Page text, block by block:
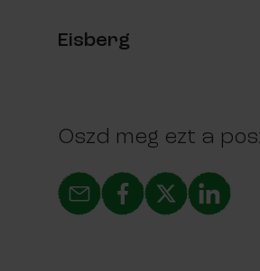
Eisberg
Oszd meg ezt a